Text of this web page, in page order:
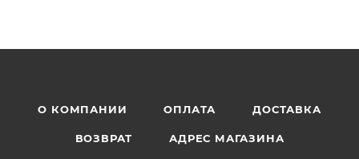
О КОМПАНИИ ОПЛАТА ДОСТАВКА
ВОЗВРАТ АДРЕС МАГАЗИНА